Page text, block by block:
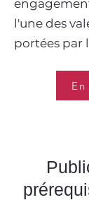
l'une des
portées par